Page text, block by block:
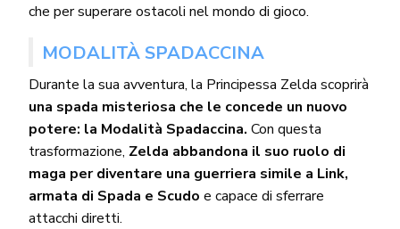
che per superare ostacoli nel mondo di gioco.
MODALITÀ SPADACCINA
Durante la sua avventura, la Principessa Zelda scoprirà
una spada misteriosa che le concede un nuovo
potere: la Modalità Spadaccina. Con questa
trasformazione, Zelda abbandona il suo ruolo di
maga per diventare una guerriera simile a Link,
armata di Spada e Scudo e capace di sferrare
attacchi diretti.